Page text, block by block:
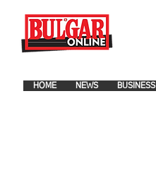
NEWS
HOME BUSINESS